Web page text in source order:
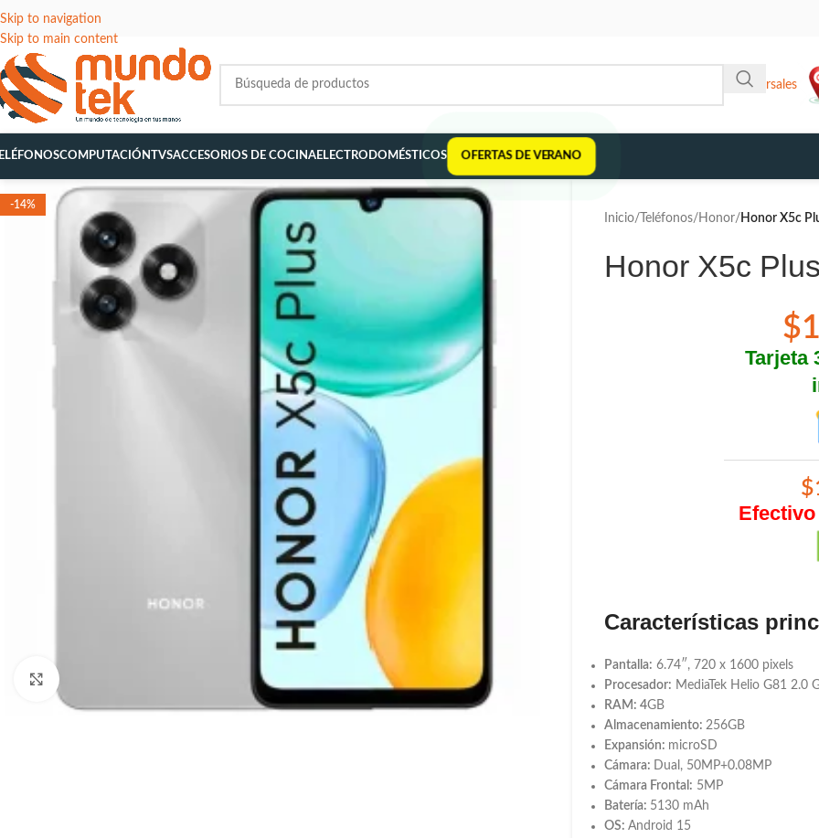
Skip to navigation
Skip to main content
Sucursales
COMPUTACIÓNTVSACCESORIOS DE COCINAELECTRODOMÉSTICOS OFERTAS DE VERANO
-14%
Inicio/ Teléfonos/ Honor/ Honor X5c
Honor X5c
$
Tarjeta
$
Características
Pantalla: 6.74″, 720 x 1600 pixels
Procesador: MediaTek Helio G81 2.0
RAM: 4GB
Almacenamiento: 256GB
Expansión: microSD
Cámara: Dual, 50MP+0.08MP
Cámara Frontal: 5MP
Batería: 5130 mAh
OS: Android 15